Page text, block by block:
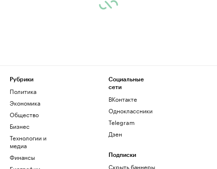
Рубрики
Политика
Экономика
Общество
Бизнес
Технологии и
медиа
Финансы
Социальные
сети
ВКонтакте
Одноклассники
Telegram
Дзен
Подписки
Скрыть баннеры